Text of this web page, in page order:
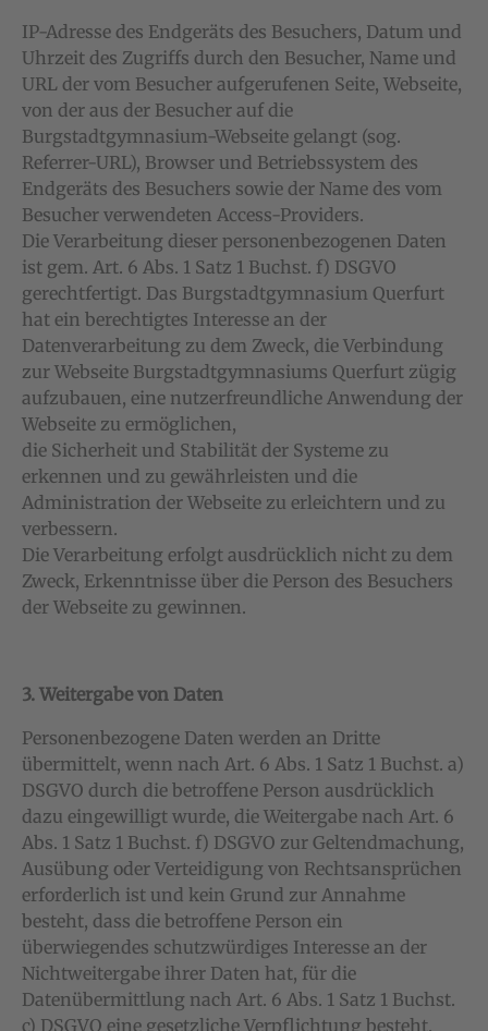
IP-Adresse des Endgeräts des Besuchers, Datum und
Uhrzeit des Zugriffs durch den Besucher, Name und
URL der vom Besucher aufgerufenen Seite, Webseite,
von der aus der Besucher auf die
Burgstadtgymnasium-Webseite gelangt (sog.
Referrer-URL), Browser und Betriebssystem des
Endgeräts des Besuchers sowie der Name des vom
Besucher verwendeten Access-Providers.
Die Verarbeitung dieser personenbezogenen Daten
ist gem. Art. 6 Abs. 1 Satz 1 Buchst. f) DSGVO
gerechtfertigt. Das Burgstadtgymnasium Querfurt
hat ein berechtigtes Interesse an der
Datenverarbeitung zu dem Zweck, die Verbindung
zur Webseite Burgstadtgymnasiums Querfurt zügig
aufzubauen, eine nutzerfreundliche Anwendung der
Webseite zu ermöglichen,
die Sicherheit und Stabilität der Systeme zu
erkennen und zu gewährleisten und die
Administration der Webseite zu erleichtern und zu
verbessern.
Die Verarbeitung erfolgt ausdrücklich nicht zu dem
Zweck, Erkenntnisse über die Person des Besuchers
der Webseite zu gewinnen.
3. Weitergabe von Daten
Personenbezogene Daten werden an Dritte
übermittelt, wenn nach Art. 6 Abs. 1 Satz 1 Buchst. a)
DSGVO durch die betroffene Person ausdrücklich
dazu eingewilligt wurde, die Weitergabe nach Art. 6
Abs. 1 Satz 1 Buchst. f) DSGVO zur Geltendmachung,
Ausübung oder Verteidigung von Rechtsansprüchen
erforderlich ist und kein Grund zur Annahme
besteht, dass die betroffene Person ein
überwiegendes schutzwürdiges Interesse an der
Nichtweitergabe ihrer Daten hat, für die
Datenübermittlung nach Art. 6 Abs. 1 Satz 1 Buchst.
c) DSGVO eine gesetzliche Verpflichtung besteht,